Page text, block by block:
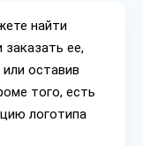
найти
ее,
оставив
того, есть
логотипа